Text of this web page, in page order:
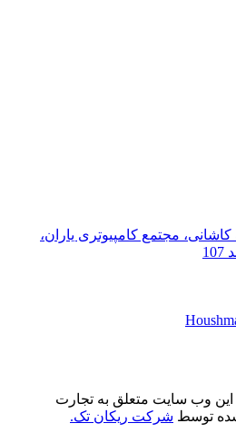
کاشانی، مجتمع کامپیوتری یاران،
وب سایت متعلق به تجارت
توسط شرکت ریکان تک.